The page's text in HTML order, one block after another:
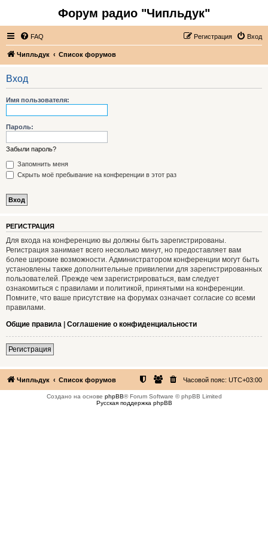
Форум радио "Чипльдук"
FAQ Вход
Регистрация
Чипльдук Список форумов
Вход
Имя пользователя:
Пароль:
Забыли пароль?
Запомнить меня
Скрыть моё пребывание на конференции в этот раз
РЕГИСТРАЦИЯ
Для входа на конференцию вы должны быть зарегистрированы.
Регистрация занимает всего несколько минут, но предоставляет вам
более широкие возможности. Администратором конференции могут быть
установлены также дополнительные привилегии для зарегистрированных
пользователей. Прежде чем зарегистрироваться, вам следует
ознакомиться с правилами и политикой, принятыми на конференции.
Помните, что ваше присутствие на форумах означает согласие со всеми
правилами.
Общие правила | Соглашение о конфиденциальности
Регистрация
Чипльдук Список форумов Часовой пояс: UTC+03:00
Создано на основе phpBB® Forum Software © phpBB Limited
Русская поддержка phpBB